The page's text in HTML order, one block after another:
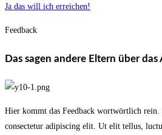
Ja das will ich erreichen!
Feedback
Das sagen andere Eltern über das
Hier kommt das Feedback wortwörtlich
consectetur adipiscing elit. Ut elit tellus,